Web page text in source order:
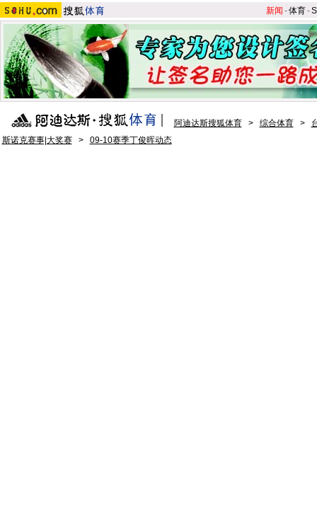
新闻 -体育-S
阿迪达斯搜狐体育 > 综合体育 >
斯诺克赛事|大奖赛
> 09-10赛季丁俊晖动态